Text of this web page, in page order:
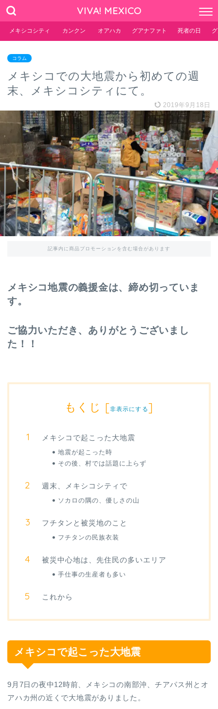
VIVA! MEXICO
メキシコシティ カンクン オアハカ グアナファト 死者の日
コラム
メキシコでの大地震から初めての週
末、メキシコシティにて。
2019年9月18日
記事内に商品プロモーションを含む場合があります
メキシコ地震の義援金は、締め切っていま
す。
ご協力いただき、ありがとうございまし
た！！
もくじ [非表示にする]
メキシコで起こった大地震
地震が起こった時
その後、村では話題に上らず
週末、メキシコシティで
ソカロの隅の、優しさの山
フチタンと被災地のこと
フチタンの民族衣装
被災中心地は、先住民の多いエリア
手仕事の生産者も多い
これから
メキシコで起こった大地震
9月7日の夜中12時前、メキシコの南部沖、チアパス州とオ
アハカ州の近くで大地震がありました。